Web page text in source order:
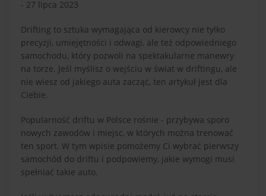
- 27 lipca 2023
Drifting to sztuka wymagająca od kierowcy nie tylko
precyzji, umiejętności i odwagi, ale też odpowiedniego
samochodu, który pozwoli na spektakularne manewry
na torze. Jeśl myślisz o wejściu w świat w driftingu, ale
nie wiesz od jakiego auta zacząć, ten artykuł jest dla
Ciebie.
Popularność driftu w Polsce rośnie - przybywa sporo
nowych zawodów i miejsc, w których można trenować
ten sport. W tym wpisie pomożemy Ci wybrać pierwszy
samochód do driftu i podpowiemy, jakie wymogi musi
spełniać takie auto.